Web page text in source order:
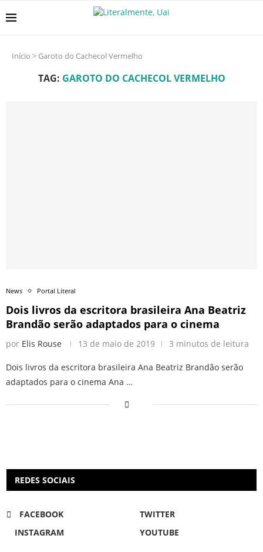
Início > Garoto do Cachecol Vermelho
TAG: GAROTO DO CACHECOL VERMELHO
News Portal Literal
Dois livros da escritora brasileira Ana Beatriz
Brandão serão adaptados para o cinema
por Elis Rouse 13 de maio de 2019 3 minutos de leitura
Dois livros da escritora brasileira Ana Beatriz Brandão serão
adaptados para o cinema Ana …
REDES SOCIAIS
FACEBOOK
TWITTER
INSTAGRAM
YOUTUBE